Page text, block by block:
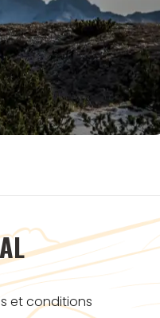
et conditions